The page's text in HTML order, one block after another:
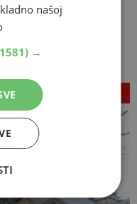
izvore
našoj
→